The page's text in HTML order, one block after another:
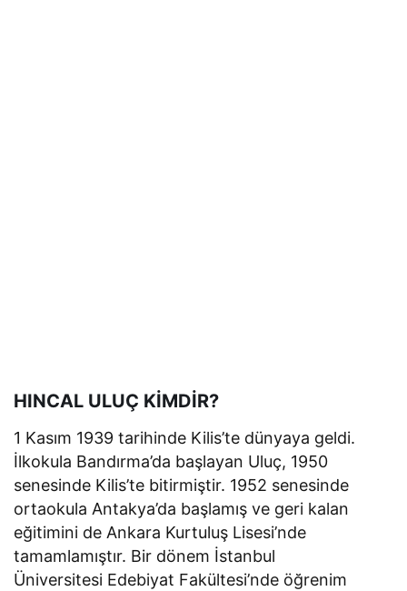
HINCAL ULUÇ KİMDİR?
1 Kasım 1939 tarihinde Kilis’te dünyaya geldi.
İlkokula Bandırma’da başlayan Uluç, 1950
senesinde Kilis’te bitirmiştir. 1952 senesinde
ortaokula Antakya’da başlamış ve geri kalan
eğitimini de Ankara Kurtuluş Lisesi’nde
tamamlamıştır. Bir dönem İstanbul
Üniversitesi Edebiyat Fakültesi’nde öğrenim